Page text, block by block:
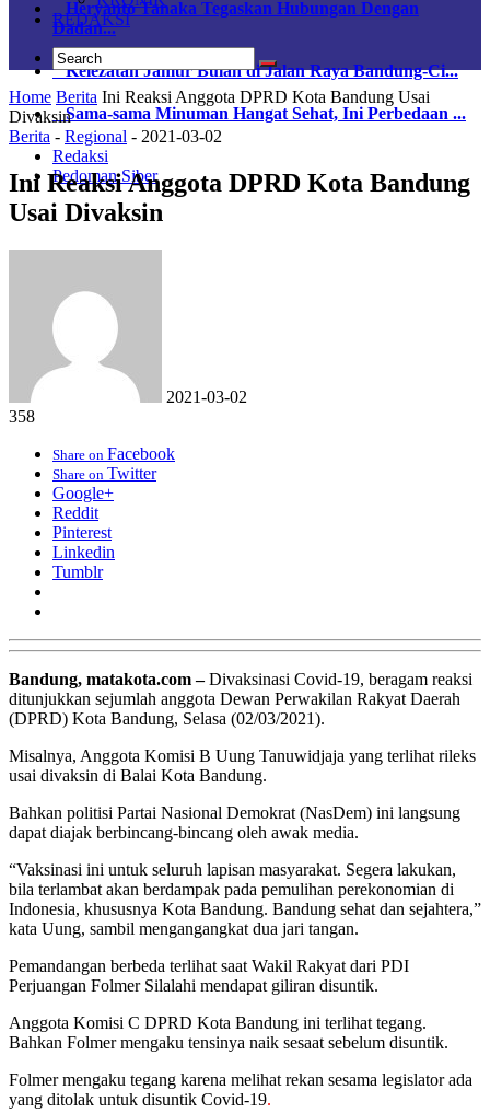
Heryanto Tanaka Tegaskan Hubungan Dengan
Dadan...
Kelezatan Jamur Bulan di Jalan Raya Bandung-Ci...
Sama-sama Minuman Hangat Sehat, Ini Perbedaan ...
Redaksi
Pedoman Siber
REDAKSI
Home Berita Ini Reaksi Anggota DPRD Kota Bandung Usai
Divaksin
Berita - Regional - 2021-03-02
Ini Reaksi Anggota DPRD Kota Bandung
Usai Divaksin
2021-03-02
358
Share on Facebook
Share on Twitter
Google+
Reddit
Pinterest
Linkedin
Tumblr
Bandung, matakota.com –Divaksinasi Covid-19, beragam reaksi
ditunjukkan sejumlah anggota Dewan Perwakilan Rakyat Daerah
(DPRD) Kota Bandung, Selasa (02/03/2021).
Misalnya, Anggota Komisi B Uung Tanuwidjaja yang terlihat rileks
usai divaksin di Balai Kota Bandung.
Bahkan politisi Partai Nasional Demokrat (NasDem) ini langsung
dapat diajak berbincang-bincang oleh awak media.
“Vaksinasi ini untuk seluruh lapisan masyarakat. Segera lakukan,
bila terlambat akan berdampak pada pemulihan perekonomian di
Indonesia, khususnya Kota Bandung. Bandung sehat dan sejahtera,”
kata Uung, sambil mengangangkat dua jari tangan.
Pemandangan berbeda terlihat saat Wakil Rakyat dari PDI
Perjuangan Folmer Silalahi mendapat giliran disuntik.
Anggota Komisi C DPRD Kota Bandung ini terlihat tegang.
Bahkan Folmer mengaku tensinya naik sesaat sebelum disuntik.
Folmer mengaku tegang karena melihat rekan sesama legislator ada
yang ditolak untuk disuntik Covid-19.